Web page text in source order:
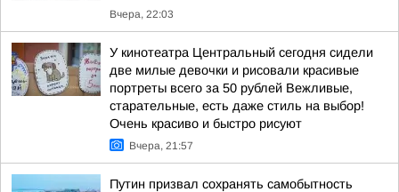
Вчера, 22:03
У кинотеатра Центральный сегодня сидели
две милые девочки и рисовали красивые
портреты всего за 50 рублей Вежливые,
старательные, есть даже стиль на выбор!
Очень красиво и быстро рисуют
Вчера, 21:57
Путин призвал сохранять самобытность